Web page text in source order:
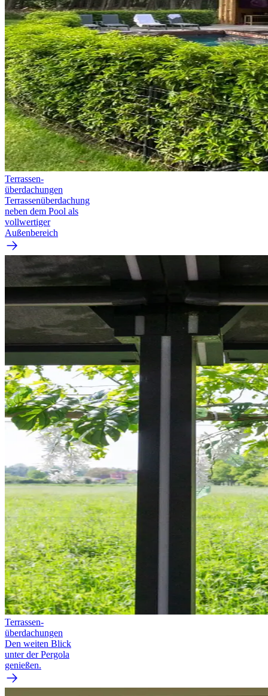
Terrassen­
überdachungen
Terrassenüberdachung
neben dem Pool als
vollwertiger
Außenbereich
Terrassen­
überdachungen
Den weiten Blick
unter der Pergola
genießen.